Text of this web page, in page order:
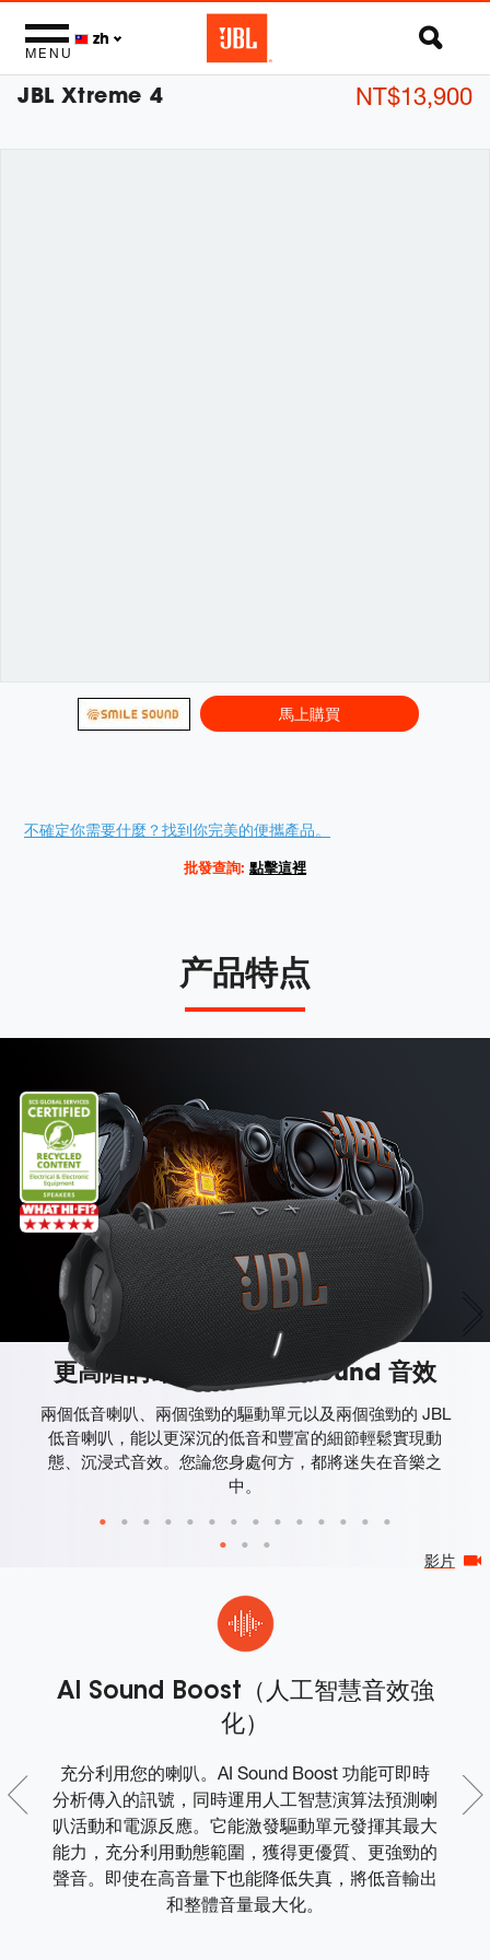
MENU
zh
JBL Xtreme 4 NT$13,900
馬上購買
Promotions
不確定你需要什麼？找到你完美的便攜產品。
批發查詢: 點擊這裡
影片
产品特点
更高階的雄厚 JBL Pro Sound 音效
兩個低音喇叭、兩個強勁的驅動單元以及兩個強勁的 JBL
低音喇叭，能以更深沉的低音和豐富的細節輕鬆實現動
態、沉浸式音效。您論您身處何方，都將迷失在音樂之
中。
AI Sound Boost（人工智慧音效強
化）
充分利用您的喇叭。AI Sound Boost 功能可即時
分析傳入的訊號，同時運用人工智慧演算法預測喇
叭活動和電源反應。它能激發驅動單元發揮其最大
能力，充分利用動態範圍，獲得更優質、更強勁的
聲音。即使在高音量下也能降低失真，將低音輸出
和整體音量最大化。